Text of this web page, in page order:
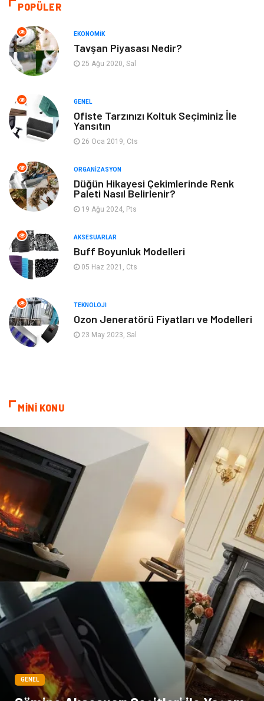
Otomotiv
Tatil
Yeme & İçme Spor
Gençlik & Eğlence Keyif & Hobi
Aksesuarlar
Mobilya
Gayrimenkul
Ev İşleri
Astroloji
Cam sosyal
Kına Gecesi genel blog
Sigorta Veteriner
kadınlar ve takı
Spor Malzemeleri
POPÜLER
EKONOMIK
Tavşan Piyasası Nedir?
25 Ağu 2020, Sal
GENEL
Ofiste Tarzınızı Koltuk Seçiminiz İle
Yansıtın
26 Oca 2019, Cts
ORGANIZASYON
Düğün Hikayesi Çekimlerinde Renk
Paleti Nasıl Belirlenir?
19 Ağu 2024, Pts
AKSESUARLAR
Buff Boyunluk Modelleri
05 Haz 2021, Cts
TEKNOLOJI
Ozon Jeneratörü Fiyatları ve Modelleri
23 May 2023, Sal
MİNİ KONU
GENEL